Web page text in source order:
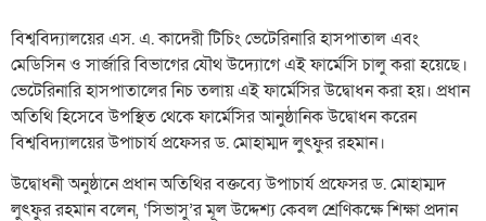
বিশ্ববিদ্যালয়ের এস. এ. কাদেরী টিচিং ভেটেরিনারি হাসপাতাল এবং
মেডিসিন ও সার্জারি বিভাগের যৌথ উদ্যোগে এই ফার্মেসি চালু করা হয়েছে।
ভেটেরিনারি হাসপাতালের নিচ তলায় এই ফার্মেসির উদ্বোধন করা হয়। প্রধান
অতিথি হিসেবে উপস্থিত থেকে ফার্মেসির আনুষ্ঠানিক উদ্বোধন করেন
বিশ্ববিদ্যালয়ের উপাচার্য প্রফেসর ড. মোহাম্মদ লুৎফুর রহমান।
উদ্বোধনী অনুষ্ঠানে প্রধান অতিথির বক্তব্যে উপাচার্য প্রফেসর ড. মোহাম্মদ
লুৎফুর রহমান বলেন, ‘সিভাসু’র মূল উদ্দেশ্য কেবল শ্রেণিকক্ষে শিক্ষা প্রদান